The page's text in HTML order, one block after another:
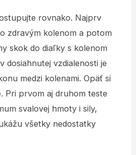
rovnako. Najprv
zdravým kolenom a potom
skok do diaľky s kolenom
dosiahnutej vzdialenosti je
medzi kolenami. Opäť si
Pri prvom aj druhom teste
svalovej hmoty i sily,
všetky nedostatky